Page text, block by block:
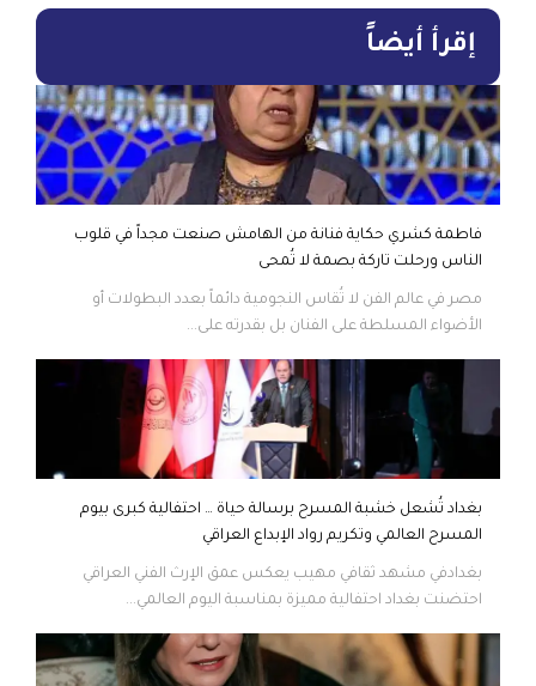
إقرأ أيضاً
فاطمة كشري حكاية فنانة من الهامش صنعت مجداً في قلوب
الناس ورحلت تاركة بصمة لا تُمحى
مصر في عالم الفن لا تُقاس النجومية دائماً بعدد البطولات أو
الأضواء المسلطة على الفنان بل بقدرته على...
بغداد تُشعل خشبة المسرح برسالة حياة … احتفالية كبرى بيوم
المسرح العالمي وتكريم رواد الإبداع العراقي
بغدادفي مشهد ثقافي مهيب يعكس عمق الإرث الفني العراقي
احتضنت بغداد احتفالية مميزة بمناسبة اليوم العالمي...